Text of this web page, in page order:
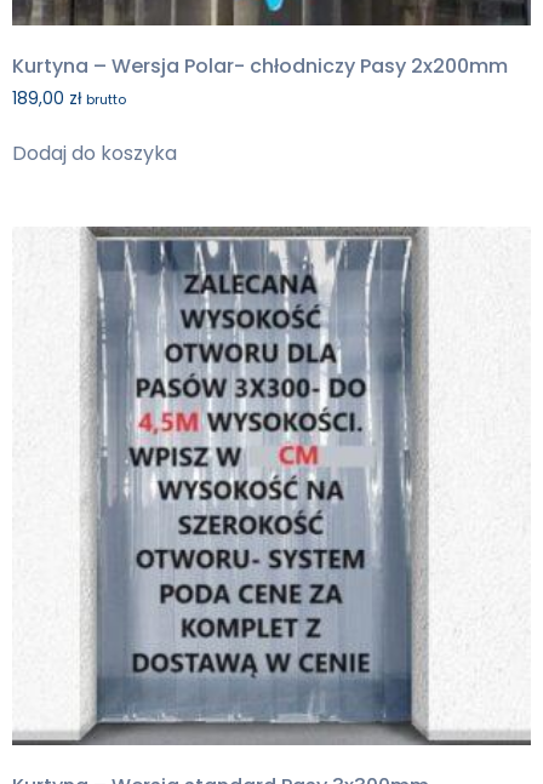
Kurtyna – Wersja Polar- chłodniczy Pasy 2x200mm
189,00 zł brutto
Dodaj do koszyka